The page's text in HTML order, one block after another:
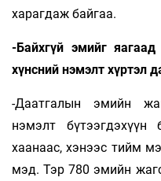
харагдаж байгаа.
-Байхгүй эмийг
хүнсний нэмэлт хүртэл
-Даатгалын эмийн
нэмэлт бүтээгдэхүүн
хаанаас, хэнээс тийм
мэд. Тэр 780 эмийн